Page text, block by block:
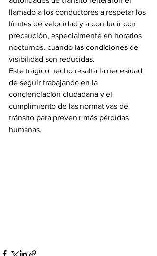
llamado a los conductores a respetar los
límites de velocidad y a conducir con
precaución, especialmente en horarios
nocturnos, cuando las condiciones de
visibilidad son reducidas.
Este trágico hecho resalta la necesidad
de seguir trabajando en la
concienciación ciudadana y el
cumplimiento de las normativas de
tránsito para prevenir más pérdidas
humanas.